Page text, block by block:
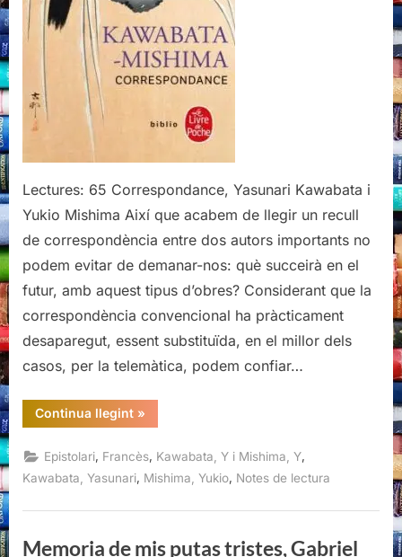
Lectures: 65 Correspondance, Yasunari Kawabata i
Yukio Mishima Així que acabem de llegir un recull
de correspondència entre dos autors importants no
podem evitar de demanar-nos: què succeirà en el
futur, amb aquest tipus d’obres? Considerant que la
correspondència convencional ha pràcticament
desaparegut, essent substituïda, en el millor dels
casos, per la telemàtica, podem confiar…
Continua llegint“Correspondance,
Kawabata-
»
Epistolari Francès Kawabata, Y i Mishima, Y
Kawabata, Yasunari Mishima, Yukio Notes de lectura
Memoria de mis putas tristes, Gabriel